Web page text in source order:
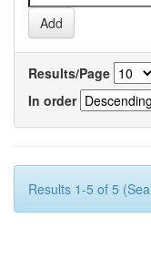
Results/Page
In order
Results 1-5 of 5